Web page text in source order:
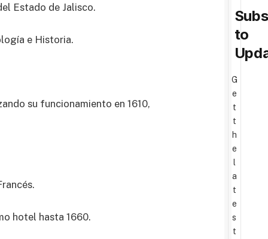
Estado de Jalisco.
e Historia.
su funcionamiento en 1610,
hotel hasta 1660.
to
G
e
t
t
h
e
l
a
t
e
s
t